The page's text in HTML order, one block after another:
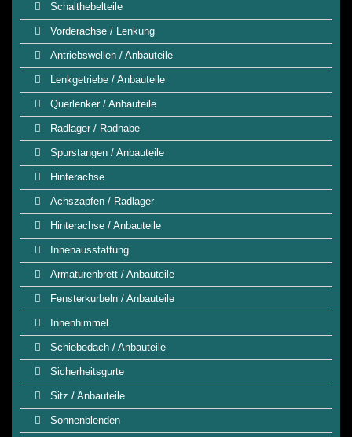
Schalthebelteile
Vorderachse / Lenkung
Antriebswellen / Anbauteile
Lenkgetriebe / Anbauteile
Querlenker / Anbauteile
Radlager / Radnabe
Spurstangen / Anbauteile
Hinterachse
Achszapfen / Radlager
Hinterachse / Anbauteile
Innenausstattung
Armaturenbrett / Anbauteile
Fensterkurbeln / Anbauteile
Innenhimmel
Schiebedach / Anbauteile
Sicherheitsgurte
Sitz / Anbauteile
Sonnenblenden